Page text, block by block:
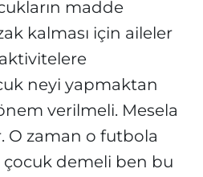
madde
kalması için aileler
neyi yapmaktan
verilmeli. Mesela
O zaman o futbola
çocuk demeli ben bu